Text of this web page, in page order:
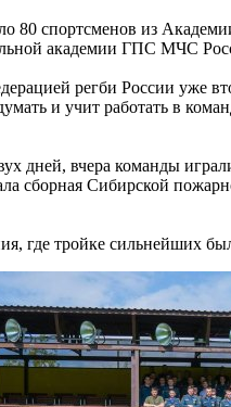
80 спортсменов из
академии ГПС МЧС
регби России уже
думать и учит работать в
дней, вчера команды
сборная Сибирской
где тройке сильнейших